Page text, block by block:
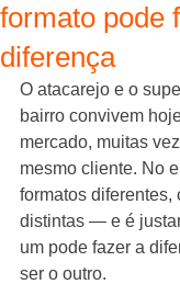
formato pode
diferença
O atacarejo e o
bairro convivem
mercado, muitas
mesmo cliente. No
formatos diferentes,
distintas — e é
um pode fazer a
ser o outro.